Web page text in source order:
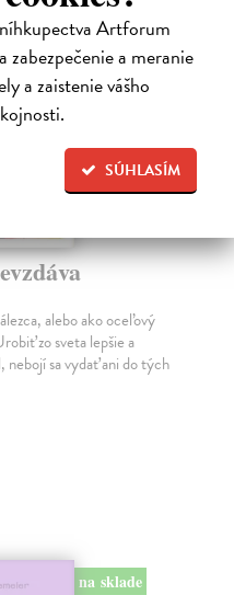
Artforum
zabezpečenie a meranie
a zaistenie vášho
SÚHLASÍM
na sklade
alebo ako oceľový
zo sveta lepšie a
nebojí sa vydať ani do tých
na sklade